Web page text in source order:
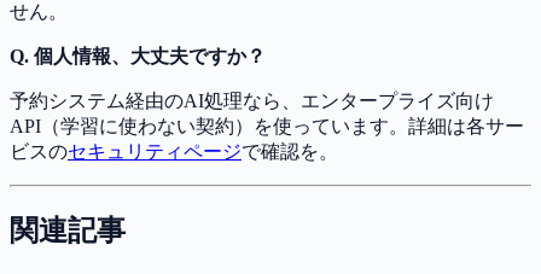
せん。
Q. 個人情報、大丈夫ですか？
予約システム経由のAI処理なら、エンタープライズ向け
API（学習に使わない契約）を使っています。詳細は各サー
ビスのセキュリティページで確認を。
関連記事